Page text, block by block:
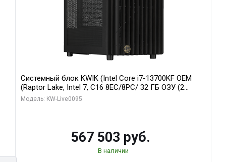
Системный блок KWIK (Intel Core i7-13700KF OEM
(Raptor Lake, Intel 7, C16 8EC/8PC/ 32 ГБ ОЗУ (2
модуля)/ Afox RTX4090 24GB GDDR6X 384-Bit 3xDP
Модель: KW-Live0095
567 503 руб.
В наличии